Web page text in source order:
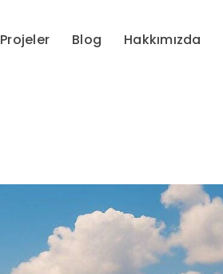
Projeler Blog Hakkımızda